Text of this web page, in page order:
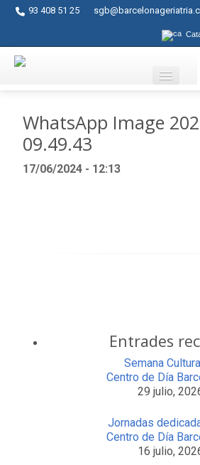
93 408 51 25
Servicios
Actividades
WhatsApp Image
09.49.43
17/06/2024 - 12:13
Entrades
Semana
Centro de Día
29 julio,
Jornadas
Centro de Día
16 julio,